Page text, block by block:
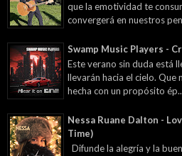
que la emotividad te
convergerá en nuestros
Swamp Music Players -
Este verano sin duda está
llevarán hacia el cielo.
hecha con un propósito
Nessa Ruane Dalton -
Time)
Difunde la alegría y la